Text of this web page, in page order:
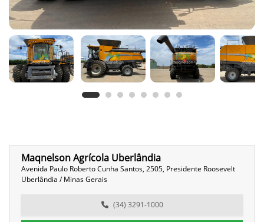
Maqnelson Agrícola Uberlândia
Avenida Paulo Roberto Cunha Santos, 2505, Presidente Roosevelt
Uberlândia / Minas Gerais
(34) 3291-1000